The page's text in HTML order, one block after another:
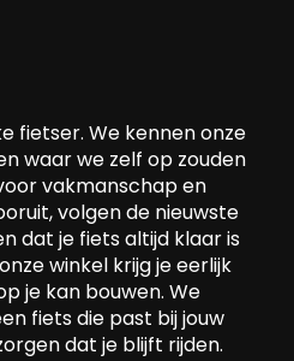
fietser. We kennen onze
waar we zelf op zouden
vakmanschap en
volgen de nieuwste
dat je fiets altijd klaar is
winkel krijg je eerlijk
je kan bouwen. We
fiets die past bij jouw
dat je blijft rijden.